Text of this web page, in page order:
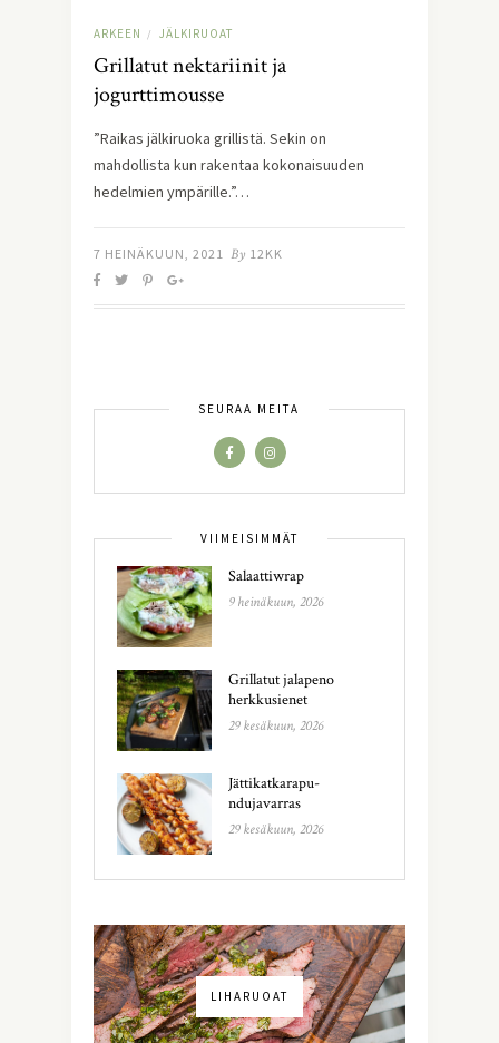
ARKEEN / JÄLKIRUOAT
Grillatut nektariinit ja
jogurttimousse
”Raikas jälkiruoka grillistä. Sekin on
mahdollista kun rakentaa kokonaisuuden
hedelmien ympärille.”…
7 HEINÄKUUN, 2021 By 12KK
SEURAA MEITÄ
VIIMEISIMMÄT
Salaattiwrap
9 heinäkuun, 2026
Grillatut jalapeno
herkkusienet
29 kesäkuun, 2026
Jättikatkarapu-
ndujavarras
29 kesäkuun, 2026
LIHARUOAT